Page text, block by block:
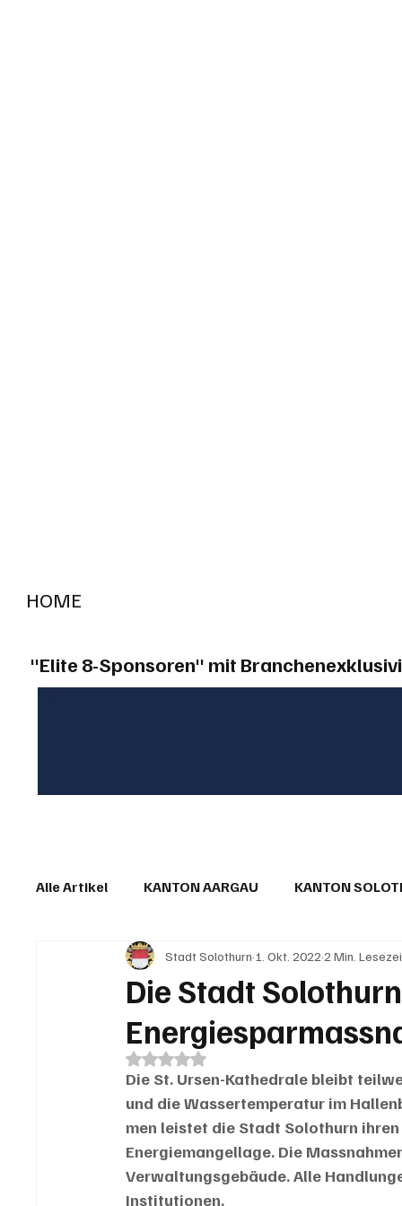
HOME
"Elite 8-Sponsoren" mit
Alle Artikel KANTON AARGAU KANTON
IN EIGENER SACHE KOMMENTARE
Die Stadt
Stadt Solothurn 1. Okt. 2022 2 Min.
Mit NaN von 5 Sternen bewertet.
Die St. Ursen-Kathedrale bleibt
und die Wassertemperatur im
men leistet die Stadt Solothurn
Energiemangellage. Die
Verwaltungsgebäude. Alle
Institutionen.